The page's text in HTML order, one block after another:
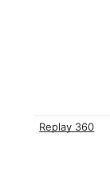
Replay 360